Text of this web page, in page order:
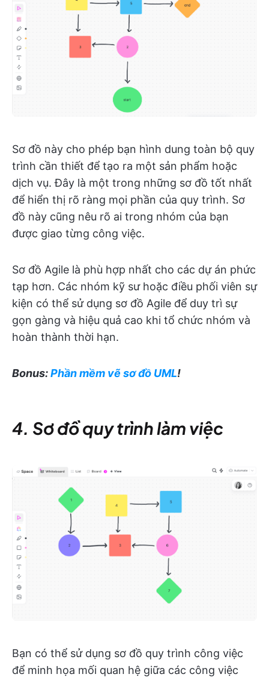
Sơ đồ này cho phép bạn hình dung toàn bộ quy
trình cần thiết để tạo ra một sản phẩm hoặc
dịch vụ. Đây là một trong những sơ đồ tốt nhất
để hiển thị rõ ràng mọi phần của quy trình. Sơ
đồ này cũng nêu rõ ai trong nhóm của bạn
được giao từng công việc.
Sơ đồ Agile là phù hợp nhất cho các dự án phức
tạp hơn. Các nhóm kỹ sư hoặc điều phối viên sự
kiện có thể sử dụng sơ đồ Agile để duy trì sự
gọn gàng và hiệu quả cao khi tổ chức nhóm và
hoàn thành thời hạn.
Bonus:Phần mềm vẽ sơ đồ UML!
4. Sơ đồ quy trình làm việc
Bạn có thể sử dụng sơ đồ quy trình công việc
để minh họa mối quan hệ giữa các công việc